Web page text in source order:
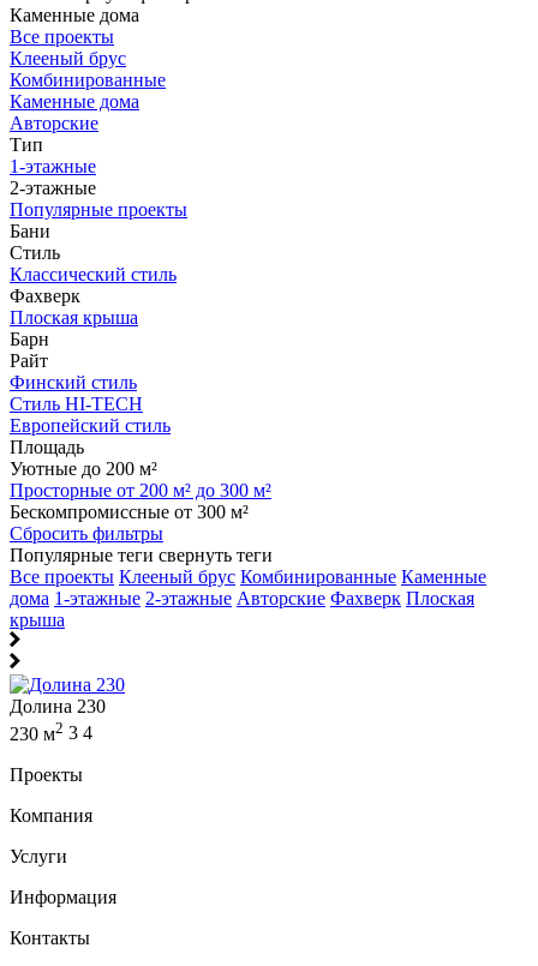
Каменные дома
Все проекты
Клееный брус
Комбинированные
Каменные дома
Авторские
Тип
1-этажные
2-этажные
Популярные проекты
Бани
Стиль
Классический стиль
Фахверк
Плоская крыша
Барн
Райт
Финский стиль
Стиль HI-TECH
Европейский стиль
Площадь
Уютные до 200 м²
Просторные от 200 м² до 300 м²
Бескомпромиссные от 300 м²
Сбросить фильтры
Популярные теги свернуть теги
Все проекты Клееный брус Комбинированные Каменные
дома 1-этажные 2-этажные Авторские Фахверк Плоская
крыша
Долина 230
230 м2 3 4
Проекты
Компания
Услуги
Информация
Контакты